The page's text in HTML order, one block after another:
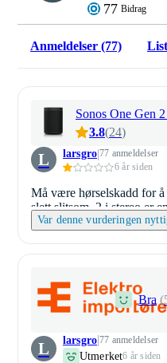
77 Bidrag
Anmeldelser (77)
Sonos One Gen
3.8(24)
L larsgro 77 anmeldelser
6 år siden
Må være hørselskadd for
slett slitsom. 2 i stereo er
Var denne vurderingen
Bra (
L larsgro 77 anmeldelser
Utmerket6 år siden